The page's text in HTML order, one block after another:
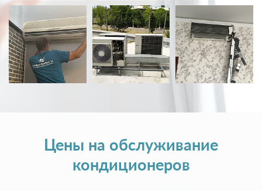
Цены на обслуживание
кондиционеров